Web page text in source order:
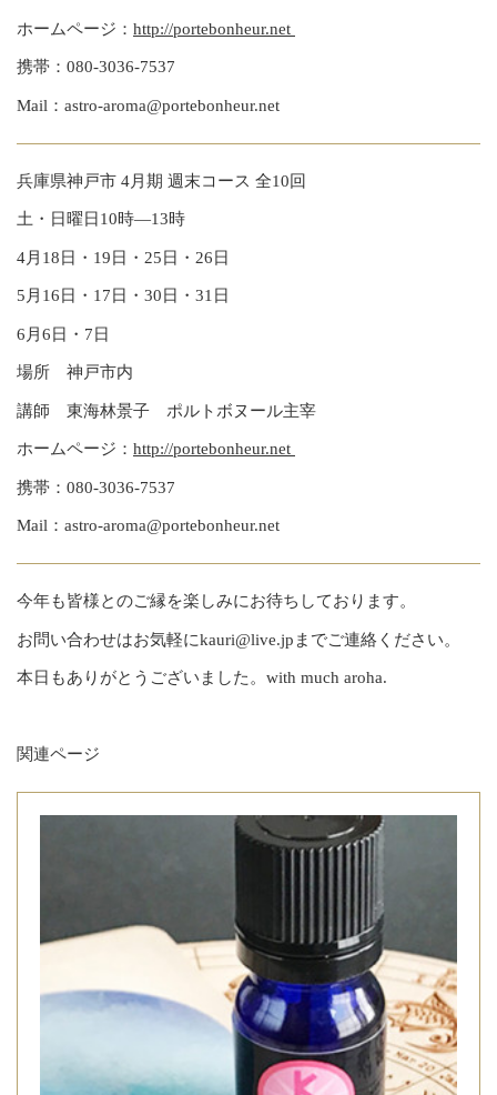
ホームページ： http://portebonheur.net
携帯：080-3036-7537
Mail：astro-aroma@portebonheur.net
兵庫県神戸市 4月期 週末コース 全10回
土・日曜日10時―13時
4月18日・19日・25日・26日
5月16日・17日・30日・31日
6月6日・7日
場所 神戸市内
講師 東海林景子 ポルトボヌール主宰
ホームページ： http://portebonheur.net
携帯：080-3036-7537
Mail：astro-aroma@portebonheur.net
今年も皆様とのご縁を楽しみにお待ちしております。
お問い合わせはお気軽にkauri@live.jpまでご連絡ください。
本日もありがとうございました。with much aroha.
関連ページ